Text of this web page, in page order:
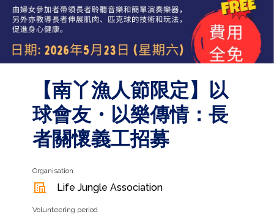
【南丫漁人節限定】以
球會友・以樂傳情：長
者關懷義工招募
Organisation
Life Jungle Association
Volunteering period